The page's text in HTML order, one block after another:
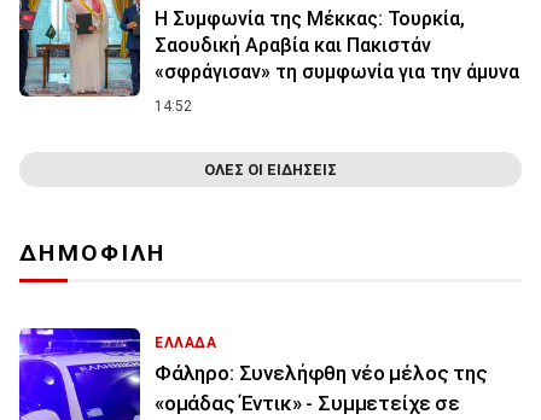
Η Συμφωνία της Μέκκας: Τουρκία,
Σαουδική Αραβία και Πακιστάν
«σφράγισαν» τη συμφωνία για την άμυνα
14:52
ΟΛΕΣ ΟΙ ΕΙΔΗΣΕΙΣ
ΔΗΜΟΦΙΛΗ
ΕΛΛΑΔΑ
Φάληρο: Συνελήφθη νέο μέλος της
«ομάδας Έντικ» - Συμμετείχε σε